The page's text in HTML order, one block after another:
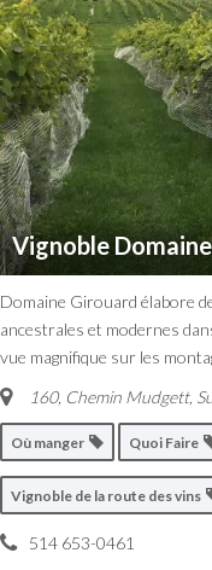
Vignoble
Domaine Girouard élabore
ancestrales et modernes
vue magnifique sur les
160, Chemin Mudgett,
Où manger Quoi Faire
Vignoble de la route des vins
514 653-0461